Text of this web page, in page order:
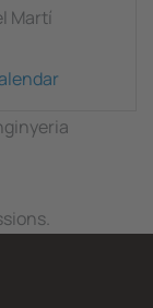
Martí